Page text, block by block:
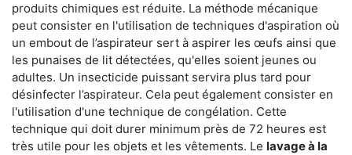
produits chimiques est réduite. La méthode mécanique
peut consister en l'utilisation de techniques d'aspiration où
un embout de l’aspirateur sert à aspirer les œufs ainsi que
les punaises de lit détectées, qu'elles soient jeunes ou
adultes. Un insecticide puissant servira plus tard pour
désinfecter l’aspirateur. Cela peut également consister en
l'utilisation d'une technique de congélation. Cette
technique qui doit durer minimum près de 72 heures est
très utile pour les objets et les vêtements. Le lavage à la